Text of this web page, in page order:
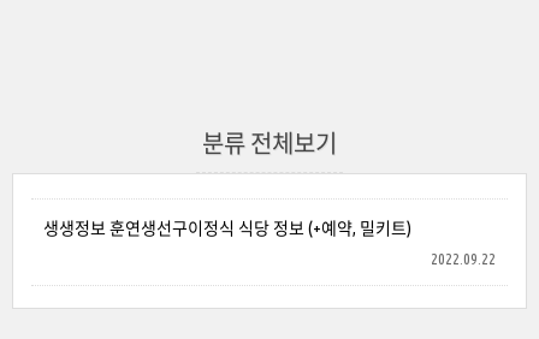
분류 전체보기
생생정보 훈연생선구이정식 식당 정보 (+예약, 밀키트)
2022.09.22